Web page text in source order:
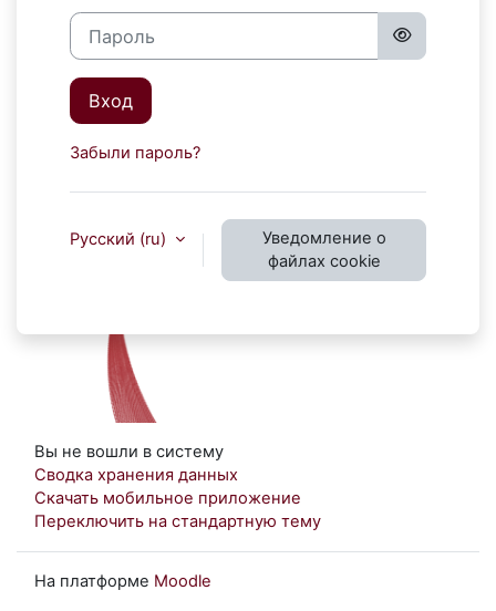
Пароль
Вход
Забыли пароль?
Русский ‎(ru)‎
Уведомление о
файлах cookie
Вы не вошли в систему
Сводка хранения данных
Скачать мобильное приложение
Переключить на стандартную тему
На платформе Moodle